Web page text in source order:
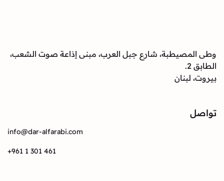
وطى المصيطبة، شارع جبل العرب، مبنى إذاعة صوت الشعب،
الطابق 2.
بيروت، لبنان
تواصل
info@dar-alfarabi.com
+961 1 301 461